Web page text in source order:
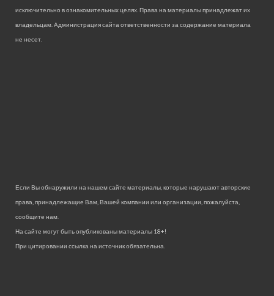
исключительно в ознакомительных целях. Права на материалы принадлежат их
владельцам. Администрация сайта ответственности за содержание материала
не несет.
Если Вы обнаружили на нашем сайте материалы, которые нарушают авторские
права, принадлежащие Вам, Вашей компании или организации, пожалуйста,
сообщите нам.
На сайте могут быть опубликованы материалы 18+!
При цитировании ссылка на источник обязательна.